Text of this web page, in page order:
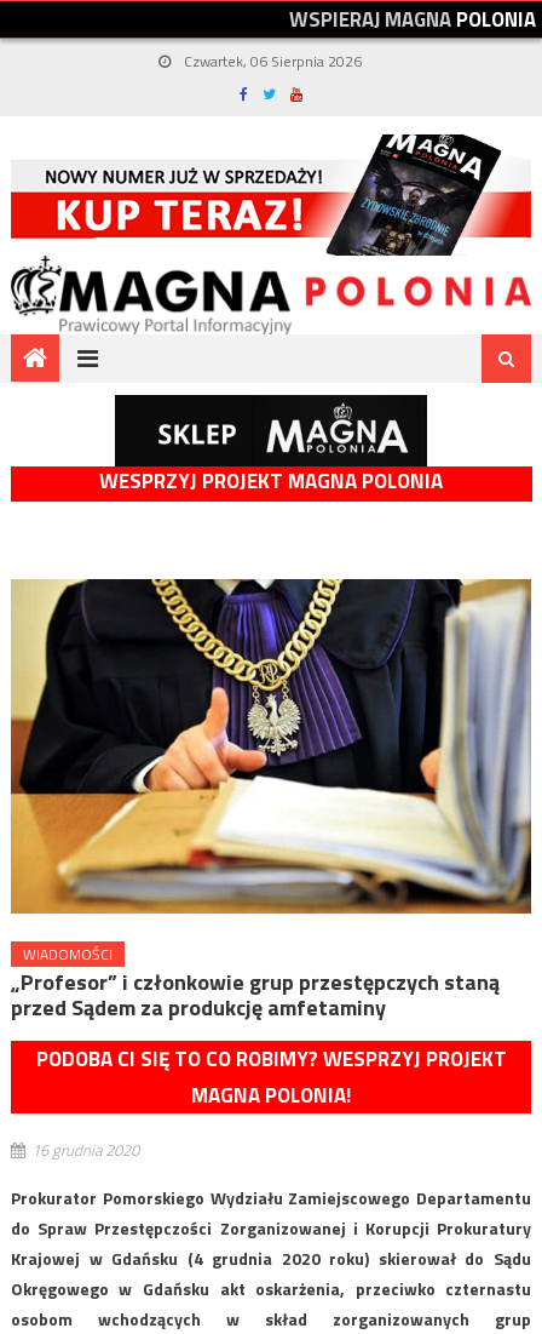
WSPIERAJMAGNAPOLONIA
Czwartek, 06 Sierpnia 2026
WESPRZYJ PROJEKT MAGNA POLONIA
WIADOMOŚCI
„Profesor” i członkowie grup przestępczych staną
przed Sądem za produkcję amfetaminy
PODOBA CI SIĘ TO CO ROBIMY? WESPRZYJ PROJEKT
MAGNA POLONIA!
16 grudnia 2020
Prokurator Pomorskiego Wydziału Zamiejscowego Departamentu
do Spraw Przestępczości Zorganizowanej i Korupcji Prokuratury
Krajowej w Gdańsku (4 grudnia 2020 roku) skierował do Sądu
Okręgowego w Gdańsku akt oskarżenia, przeciwko czternastu
osobom wchodzących w skład zorganizowanych grup